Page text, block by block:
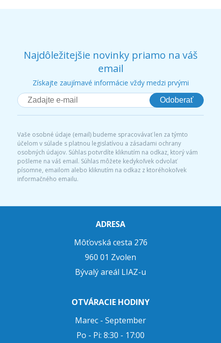
Najdôležitejšie novinky priamo na váš
email
Získajte zaujímavé informácie vždy medzi prvými
Odoberať
Vaše osobné údaje (email) budeme spracovávať len za týmto
účelom v súlade s platnou legislatívou a zásadami ochrany
osobných údajov. Súhlas potvrdíte kliknutím na odkaz, ktorý vám
pošleme na váš email. Súhlas môžete kedykoľvek odvolať
písomne, emailom alebo kliknutím na odkaz z ktoréhokoľvek
informačného emailu.
ADRESA
Môťovská cesta 276
960 01 Zvolen
Bývalý areál LIAZ-u
OTVÁRACIE HODINY
Marec - September
Po - Pi: 8:30 - 17:00